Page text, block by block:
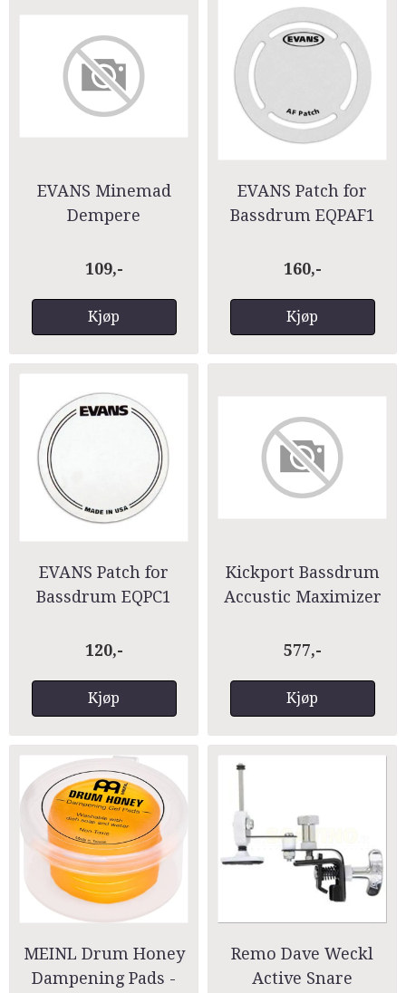
EVANS Minemad
Dempere
109,-
Kjøp
EVANS Patch for
Bassdrum EQPAF1
160,-
Kjøp
EVANS Patch for
Bassdrum EQPC1
120,-
Kjøp
Kickport Bassdrum
Accustic Maximizer
577,-
Kjøp
MEINL Drum Honey
Dampening Pads -
Remo Dave Weckl
Active Snare